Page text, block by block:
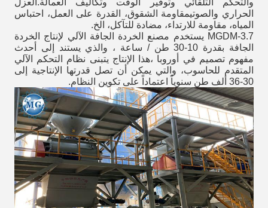
والتحكم التلقائي وتوفير الوقت وتكاليف العمالة.العزل
الحراري والصوتيمقاومة الشقوق، القدرة على العمل، احتباس
المياه، مقاومة للارتداء، مضادة للتآكل، الخ.
MGDM-3.7 يستخدم مصنع الخردة الجافة الآلي لإنتاج الخردة
الجافة بقدرة 10-30 طن / ساعة ، والذي يستند إلى أحدث
مفهوم تصميم في أوروبا ،هذا الإنتاج يتبنى نظام التحكم الآلي
المتقدم للحاسوب، والتي يمكن أن تصل قدرتها الإنتاجية إلى
30-36 ألف طن سنوياً اعتماداً على تكوين النظام.